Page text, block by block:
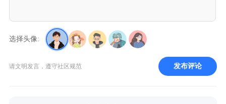
选择头像:
请文明发言，遵守社区规范 发布评论